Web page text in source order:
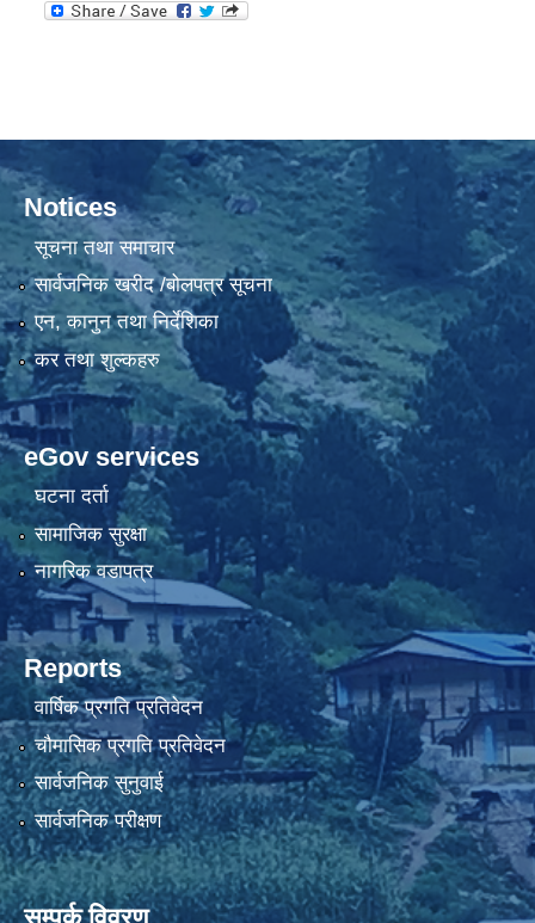
Notices
सूचना तथा समाचार
सार्वजनिक खरीद /बोलपत्र सूचना
एन, कानुन तथा निर्देशिका
कर तथा शुल्कहरु
eGov services
घटना दर्ता
सामाजिक सुरक्षा
नागरिक वडापत्र
Reports
वार्षिक प्रगति प्रतिवेदन
चौमासिक प्रगति प्रतिवेदन
सार्वजनिक सुनुवाई
सार्वजनिक परीक्षण